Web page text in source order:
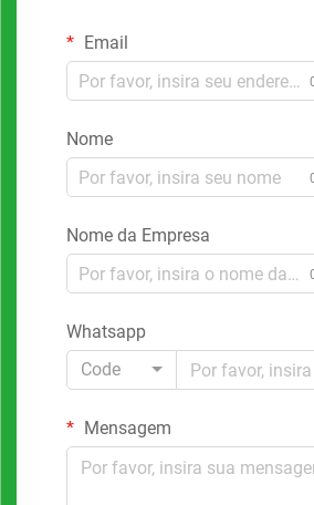
Email
Nome
Nome da Empresa
Whatsapp
Code
Mensagem